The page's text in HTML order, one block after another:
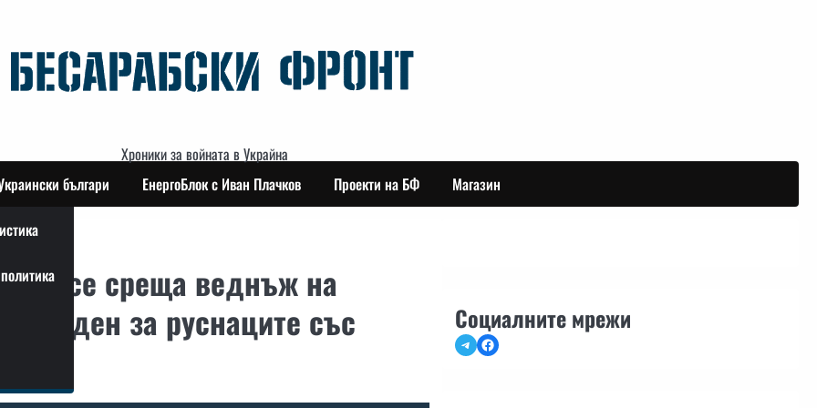
Хроники за войната в Украйна
българи ЕнергоБлок с Иван Плачков Проекти на БФ Магазин
се среща веднъж на
ден за руснаците със
Социалните мрежи
TelegramFacebook